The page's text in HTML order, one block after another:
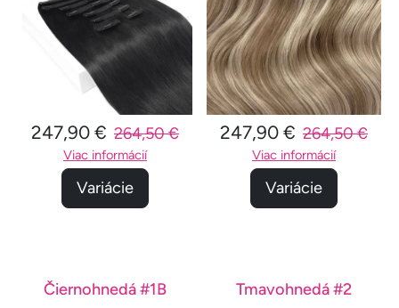
247,90 € 264,50 €
Viac informácií
Variácie
247,90 € 264,50 €
Viac informácií
Variácie
Čiernohnedá #1B Tmavohnedá #2